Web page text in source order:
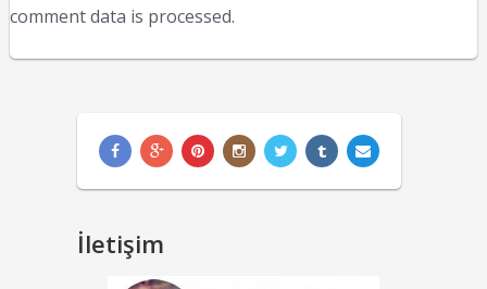
comment data is processed.
İletişim